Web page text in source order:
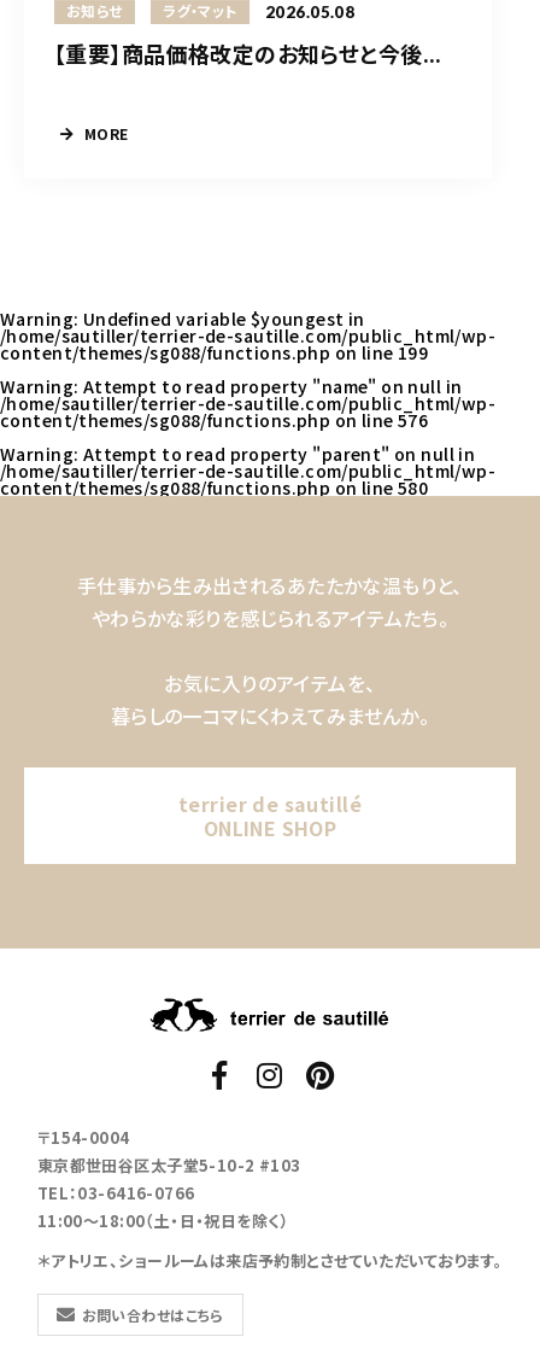
お知らせ ラグ・マット 2026.05.08
【重要】商品価格改定のお知らせと今後...
MORE
Warning: Undefined variable $youngest in
/home/sautiller/terrier-de-sautille.com/public_html/wp-
content/themes/sg088/functions.php on line 199
Warning: Attempt to read property "name" on null in
/home/sautiller/terrier-de-sautille.com/public_html/wp-
content/themes/sg088/functions.php on line576
Warning: Attempt to read property "parent" on null in
/home/sautiller/terrier-de-sautille.com/public_html/wp-
content/themes/sg088/functions.php on line580
手仕事から生み出されるあたたかな温もりと、
やわらかな彩りを感じられるアイテムたち。
お気に入りのアイテムを、
暮らしの一コマにくわえてみませんか。
terrier de sautillé
ONLINE SHOP
〒154-0004
東京都世田谷区太子堂5-10-2 #103
TEL：03-6416-0766
11:00～18:00（土・日・祝日を除く）
＊アトリエ、ショールームは来店予約制とさせていただいております。
お問い合わせはこちら